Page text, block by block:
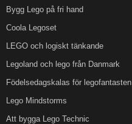
Bygg Lego på fri hand
Coola Legoset
LEGO och logiskt tänkande
Legoland och lego från Danmark
Födelsedagskalas för legofantasten
Lego Mindstorms
Att bygga Lego Technic